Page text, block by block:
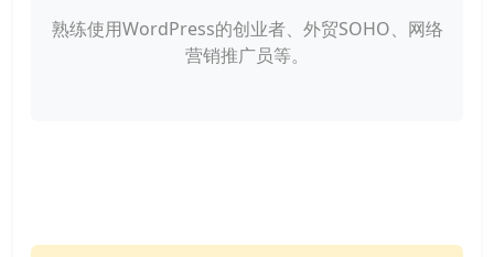
熟练使用WordPress的创业者、外贸SOHO、网络
营销推广员等。